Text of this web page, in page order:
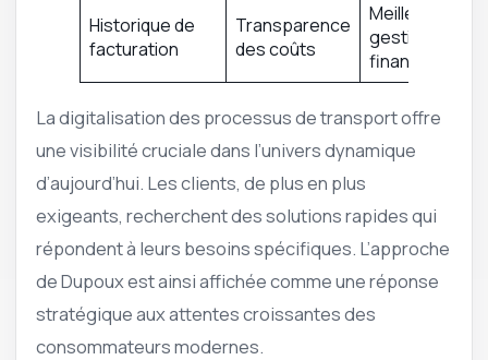
Historique de
facturation
Transparence
des coûts
Meilleure
gestion
financière
La digitalisation des processus de transport offre
une visibilité cruciale dans l’univers dynamique
d’aujourd’hui. Les clients, de plus en plus
exigeants, recherchent des solutions rapides qui
répondent à leurs besoins spécifiques. L’approche
de Dupoux est ainsi affichée comme une réponse
stratégique aux attentes croissantes des
consommateurs modernes.